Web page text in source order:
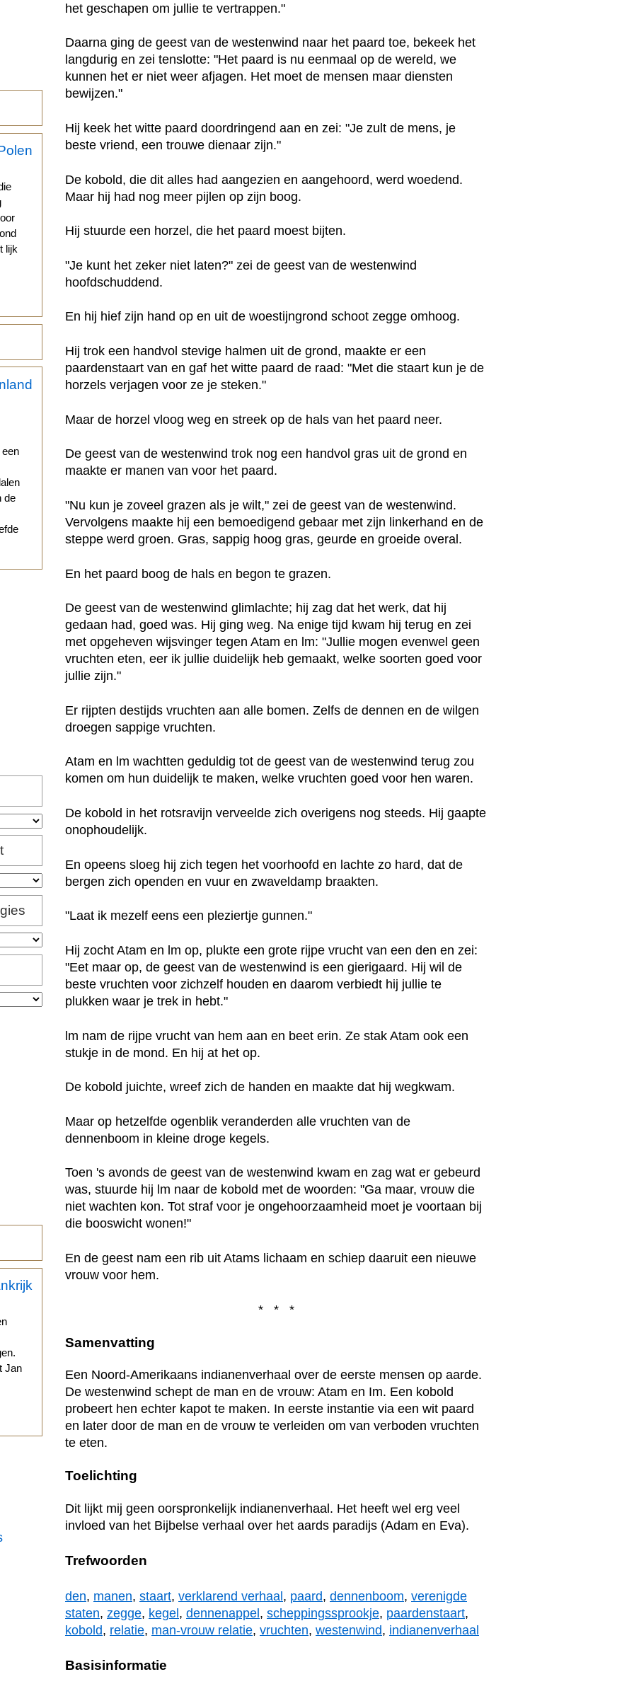
lijk
de
Jan
het geschapen om jullie te vertrappen."
Daarna ging de geest van de westenwind naar het paard toe, bekeek het
langdurig en zei tenslotte: "Het paard is nu eenmaal op de wereld, we
kunnen het er niet weer afjagen. Het moet de mensen maar diensten
bewijzen."
Hij keek het witte paard doordringend aan en zei: "Je zult de mens, je
beste vriend, een trouwe dienaar zijn."
De kobold, die dit alles had aangezien en aangehoord, werd woedend.
Maar hij had nog meer pijlen op zijn boog.
Hij stuurde een horzel, die het paard moest bijten.
"Je kunt het zeker niet laten?" zei de geest van de westenwind
hoofdschuddend.
En hij hief zijn hand op en uit de woestijngrond schoot zegge omhoog.
Hij trok een handvol stevige halmen uit de grond, maakte er een
paardenstaart van en gaf het witte paard de raad: "Met die staart kun je de
horzels verjagen voor ze je steken."
Maar de horzel vloog weg en streek op de hals van het paard neer.
De geest van de westenwind trok nog een handvol gras uit de grond en
maakte er manen van voor het paard.
"Nu kun je zoveel grazen als je wilt," zei de geest van de westenwind.
Vervolgens maakte hij een bemoedigend gebaar met zijn linkerhand en de
steppe werd groen. Gras, sappig hoog gras, geurde en groeide overal.
En het paard boog de hals en begon te grazen.
De geest van de westenwind glimlachte; hij zag dat het werk, dat hij
gedaan had, goed was. Hij ging weg. Na enige tijd kwam hij terug en zei
met opgeheven wijsvinger tegen Atam en lm: "Jullie mogen evenwel geen
vruchten eten, eer ik jullie duidelijk heb gemaakt, welke soorten goed voor
jullie zijn."
Er rijpten destijds vruchten aan alle bomen. Zelfs de dennen en de wilgen
droegen sappige vruchten.
Atam en lm wachtten geduldig tot de geest van de westenwind terug zou
komen om hun duidelijk te maken, welke vruchten goed voor hen waren.
De kobold in het rotsravijn verveelde zich overigens nog steeds. Hij gaapte
onophoudelijk.
En opeens sloeg hij zich tegen het voorhoofd en lachte zo hard, dat de
bergen zich openden en vuur en zwaveldamp braakten.
"Laat ik mezelf eens een pleziertje gunnen."
Hij zocht Atam en lm op, plukte een grote rijpe vrucht van een den en zei:
"Eet maar op, de geest van de westenwind is een gierigaard. Hij wil de
beste vruchten voor zichzelf houden en daarom verbiedt hij jullie te
plukken waar je trek in hebt."
lm nam de rijpe vrucht van hem aan en beet erin. Ze stak Atam ook een
stukje in de mond. En hij at het op.
De kobold juichte, wreef zich de handen en maakte dat hij wegkwam.
Maar op hetzelfde ogenblik veranderden alle vruchten van de
dennenboom in kleine droge kegels.
Toen 's avonds de geest van de westenwind kwam en zag wat er gebeurd
was, stuurde hij lm naar de kobold met de woorden: "Ga maar, vrouw die
niet wachten kon. Tot straf voor je ongehoorzaamheid moet je voortaan bij
die booswicht wonen!"
En de geest nam een rib uit Atams lichaam en schiep daaruit een nieuwe
vrouw voor hem.
* * *
Samenvatting
Een Noord-Amerikaans indianenverhaal over de eerste mensen op aarde.
De westenwind schept de man en de vrouw: Atam en Im. Een kobold
probeert hen echter kapot te maken. In eerste instantie via een wit paard
en later door de man en de vrouw te verleiden om van verboden vruchten
te eten.
Toelichting
Dit lijkt mij geen oorspronkelijk indianenverhaal. Het heeft wel erg veel
invloed van het Bijbelse verhaal over het aards paradijs (Adam en Eva).
Trefwoorden
den, manen, staart, verklarend verhaal, paard, dennenboom, verenigde
staten, zegge, kegel, dennenappel, scheppingssprookje, paardenstaart,
kobold, relatie, man-vrouw relatie, vruchten, westenwind, indianenverhaal
Basisinformatie